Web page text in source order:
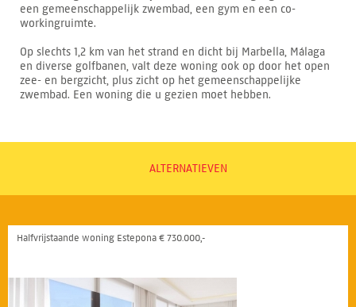
een gemeenschappelijk zwembad, een gym en een co-
workingruimte.
Op slechts 1,2 km van het strand en dicht bij Marbella, Málaga
en diverse golfbanen, valt deze woning ook op door het open
zee- en bergzicht, plus zicht op het gemeenschappelijke
zwembad. Een woning die u gezien moet hebben.
ALTERNATIEVEN
Halfvrijstaande woning Estepona € 730.000,-